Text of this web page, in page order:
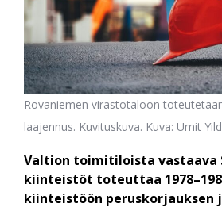
Rovaniemen virastotaloon
laajennus. Kuvituskuva. Kuva: Ümit
Valtion toimitiloista vastaava
kiinteistöt toteuttaa
kiinteistöön peruskorjauksen